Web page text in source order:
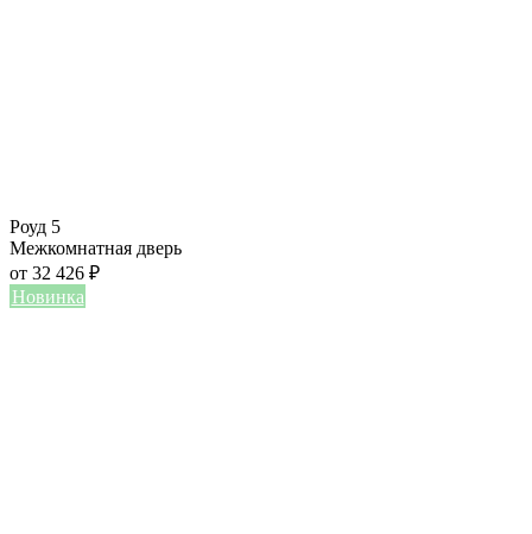
Роуд 5
Межкомнатная дверь
от 32 426 ₽
Новинка